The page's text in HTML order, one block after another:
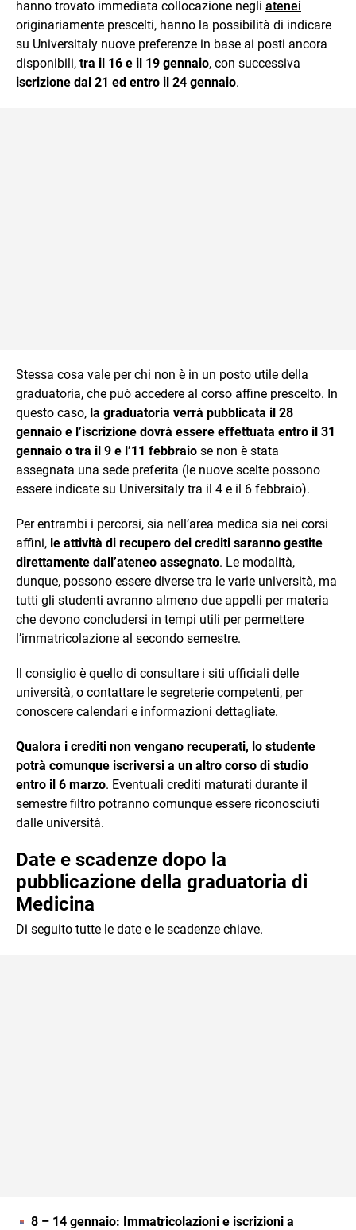
hanno trovato immediata collocazione negli atenei
originariamente prescelti, hanno la possibilità di indicare
su Universitaly nuove preferenze in base ai posti ancora
disponibili, tra il 16 e il 19 gennaio, con successiva
iscrizione dal 21 ed entro il 24 gennaio.
Stessa cosa vale per chi non è in un posto utile della
graduatoria, che può accedere al corso affine prescelto. In
questo caso, la graduatoria verrà pubblicata il 28
gennaio e l’iscrizione dovrà essere effettuata entro il 31
gennaio o tra il 9 e l’11 febbraio se non è stata
assegnata una sede preferita (le nuove scelte possono
essere indicate su Universitaly tra il 4 e il 6 febbraio).
Per entrambi i percorsi, sia nell’area medica sia nei corsi
affini, le attività di recupero dei crediti saranno gestite
direttamente dall’ateneo assegnato. Le modalità,
dunque, possono essere diverse tra le varie università, ma
tutti gli studenti avranno almeno due appelli per materia
che devono concludersi in tempi utili per permettere
l’immatricolazione al secondo semestre.
Il consiglio è quello di consultare i siti ufficiali delle
università, o contattare le segreterie competenti, per
conoscere calendari e informazioni dettagliate.
Qualora i crediti non vengano recuperati, lo studente
potrà comunque iscriversi a un altro corso di studio
entro il 6 marzo. Eventuali crediti maturati durante il
semestre filtro potranno comunque essere riconosciuti
dalle università.
Date e scadenze dopo la
pubblicazione della graduatoria di
Medicina
Di seguito tutte le date e le scadenze chiave.
8 – 14 gennaio: Immatricolazioni e iscrizioni a